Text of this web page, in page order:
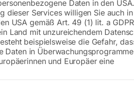
€57,00
inkl. MwSt. zzgl.Versandkosten
Lieferzeit:ca. 5 - 10 Werktage
Versandkosten Standard (Österreich):
Daten in den
dieser Services willigen Sie auch
USA gemäß Art. 49 (1) lit. a
Land mit unzureichendem
beispielsweise die Gefahr,
Daten in
und Europäer eine
für die eine Einwilligung erteilt